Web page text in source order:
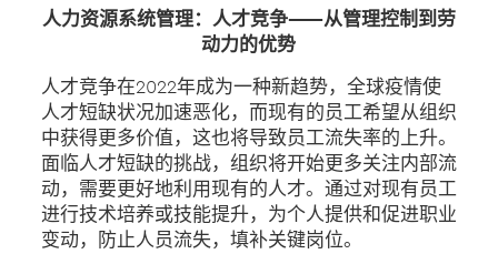
人力资源系统管理：人才竞争——从管理控制到劳
动力的优势
人才竞争在2022年成为一种新趋势，全球疫情使
人才短缺状况加速恶化，而现有的员工希望从组织
中获得更多价值，这也将导致员工流失率的上升。
面临人才短缺的挑战，组织将开始更多关注内部流
动，需要更好地利用现有的人才。通过对现有员工
进行技术培养或技能提升，为个人提供和促进职业
变动，防止人员流失，填补关键岗位。